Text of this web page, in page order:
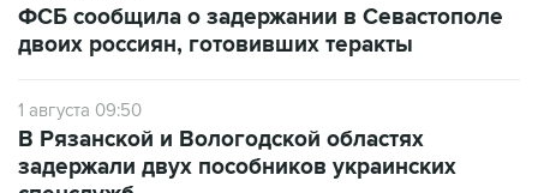
ФСБ сообщила о задержании в Севастополе
двоих россиян, готовивших теракты
1 августа 09:50
В Рязанской и Вологодской областях
задержали двух пособников украинских